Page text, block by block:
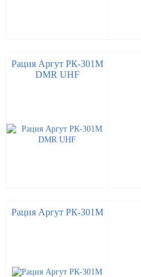
Рация Аргут РК-301М
DMR UHF
Рация Аргут РК-301М